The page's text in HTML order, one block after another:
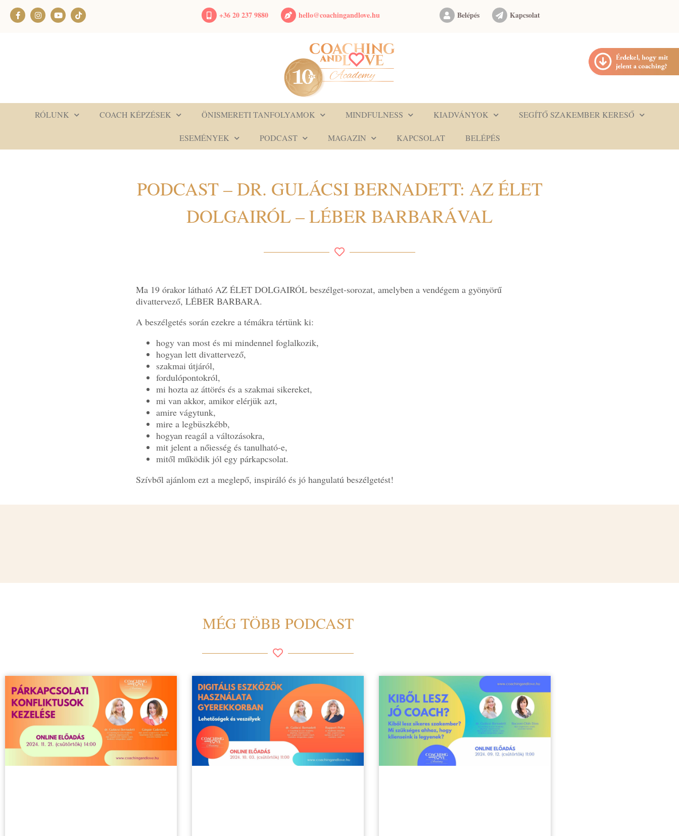
+36 20 237 9880 hello@coachingandlove.hu Belépés Kapcsolat
RÓLUNK COACH KÉPZÉSEK ÖNISMERETI TANFOLYAMOK MINDFULNESS KIADVÁNYOK SEGÍTŐ SZAKEMBER KERESŐ
ESEMÉNYEK PODCAST MAGAZIN KAPCSOLAT BELÉPÉS
PODCAST – DR. GULÁCSI BERNADETT: AZ ÉLET
DOLGAIRÓL – LÉBER BARBARÁVAL
Ma 19 órakor látható AZ ÉLET DOLGAIRÓL beszélget-sorozat, amelyben a vendégem a gyönyörű
divattervező, LÉBER BARBARA.
A beszélgetés során ezekre a témákra tértünk ki:
hogy van most és mi mindennel foglalkozik,
hogyan lett divattervező,
szakmai útjáról,
fordulópontokról,
mi hozta az áttörés és a szakmai sikereket,
mi van akkor, amikor elérjük azt,
amire vágytunk,
mire a legbüszkébb,
hogyan reagál a változásokra,
mit jelent a nőiesség és tanulható-e,
mitől működik jól egy párkapcsolat.
Szívből ajánlom ezt a meglepő, inspiráló és jó hangulatú beszélgetést!
MÉG TÖBB PODCAST